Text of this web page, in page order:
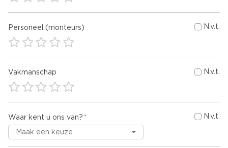
Personeel (monteurs) N.v.t.
Vakmanschap N.v.t.
Waar kent u ons van? N.v.t.